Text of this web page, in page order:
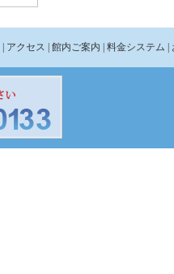
| アクセス | 館内ご案内 | 料金システム